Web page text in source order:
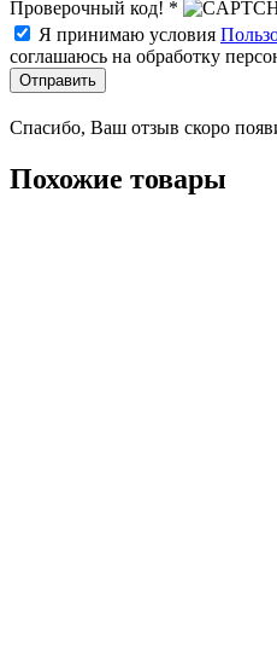
Проверочный код! *
Я принимаю условия
соглашаюсь на обработку
Отправить
Спасибо, Ваш отзыв скоро
Похожие товары